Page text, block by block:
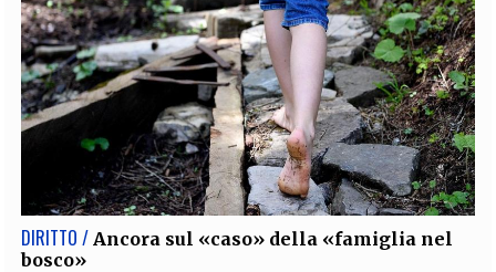
DIRITTO / Ancora sul «caso» della «famiglia nel
bosco»